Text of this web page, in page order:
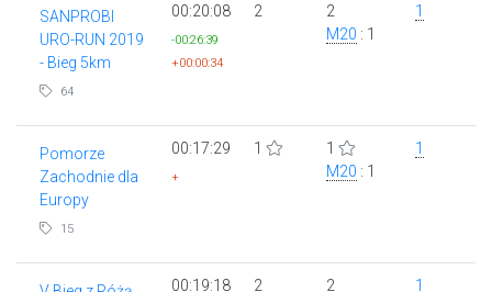
SANPROBI
URO-RUN 2019
- Bieg 5km
64
00:20:08
-00:26:39
+00:00:34
2
2
M20 : 1
1
Pomorze
Zachodnie dla
Europy
15
00:17:29
+
1
1
M20 : 1
1
00:19:18 2 2 1